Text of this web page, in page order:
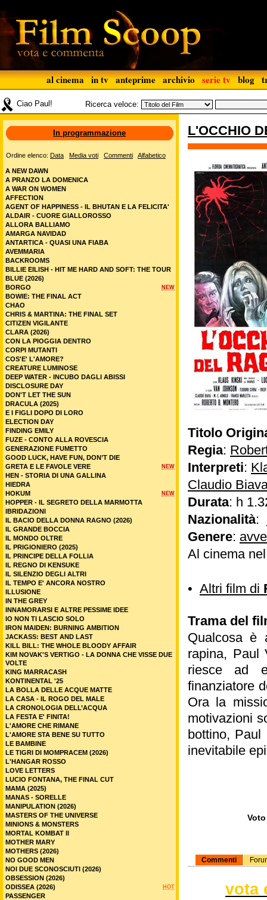
al cinema in tv anteprime archivio serie tv blog
Ciao Paul! Ricerca veloce:
L'OCCHIO
Titolo
Regia:
Interpreti:
Claudio
Durata: h
Nazionalità:
Genere:
Al cinema
• Altri film di
Trama del
Qualcosa è
rapina, Paul
riesce ad
finanziatore
Ora la
motivazioni
bottino,
inevitabile
Commenti
vota
In programmazione
Ordine elenco: Data Media voti Commenti Alfabetico
A NEW DAWN
A PRANZO LA DOMENICA
A WAR ON WOMEN
AFFECTION
AGENT OF HAPPINESS - IL BHUTAN E LA FELICITA'
ALDAIR - CUORE GIALLOROSSO
ALLORA BALLIAMO
AMARGA NAVIDAD
ANTARTICA - QUASI UNA FIABA
AVEMMARIA
BACKROOMS
BILLIE EILISH - HIT ME HARD AND SOFT: THE TOUR
BLUE (2026)
NEW
BORGO
BOWIE: THE FINAL ACT
CHAO
CHRIS & MARTINA: THE FINAL SET
CITIZEN VIGILANTE
CLARA (2026)
CON LA PIOGGIA DENTRO
CORPI MUTANTI
COS'E' L'AMORE?
CREATURE LUMINOSE
DEEP WATER - INCUBO DAGLI ABISSI
DISCLOSURE DAY
DON'T LET THE SUN
DRACULA (2025)
E I FIGLI DOPO DI LORO
ELECTION DAY
FINDING EMILY
FUZE - CONTO ALLA ROVESCIA
GENERAZIONE FUMETTO
GOOD LUCK, HAVE FUN, DON’T DIE
NEW
GRETA E LE FAVOLE VERE
HEN - STORIA DI UNA GALLINA
HIEDRA
NEW
HOKUM
HOPPER - IL SEGRETO DELLA MARMOTTA
IBRIDAZIONI
IL BACIO DELLA DONNA RAGNO (2026)
IL GRANDE BOCCIA
IL MONDO OLTRE
IL PRIGIONIERO (2025)
IL PRINCIPE DELLA FOLLIA
IL REGNO DI KENSUKE
IL SILENZIO DEGLI ALTRI
IL TEMPO E' ANCORA NOSTRO
ILLUSIONE
IN THE GREY
INNAMORARSI E ALTRE PESSIME IDEE
IO NON TI LASCIO SOLO
IRON MAIDEN: BURNING AMBITION
JACKASS: BEST AND LAST
KILL BILL: THE WHOLE BLOODY AFFAIR
KIM NOVAK'S VERTIGO - LA DONNA CHE VISSE DUE
VOLTE
KING MARRACASH
KONTINENTAL '25
LA BOLLA DELLE ACQUE MATTE
LA CASA - IL ROGO DEL MALE
LA CRONOLOGIA DELL’ACQUA
LA FESTA E' FINITA!
L'AMORE CHE RIMANE
L'AMORE STA BENE SU TUTTO
LE BAMBINE
LE TIGRI DI MOMPRACEM (2026)
L'HANGAR ROSSO
LOVE LETTERS
LUCIO FONTANA, THE FINAL CUT
MAMA (2025)
MANAS - SORELLE
MANIPULATION (2026)
MASTERS OF THE UNIVERSE
MINIONS & MONSTERS
MORTAL KOMBAT II
MOTHER MARY
MOTHERS (2026)
NO GOOD MEN
NOI DUE SCONOSCIUTI (2026)
OBSESSION (2026)
HOT
ODISSEA (2026)
PASSENGER